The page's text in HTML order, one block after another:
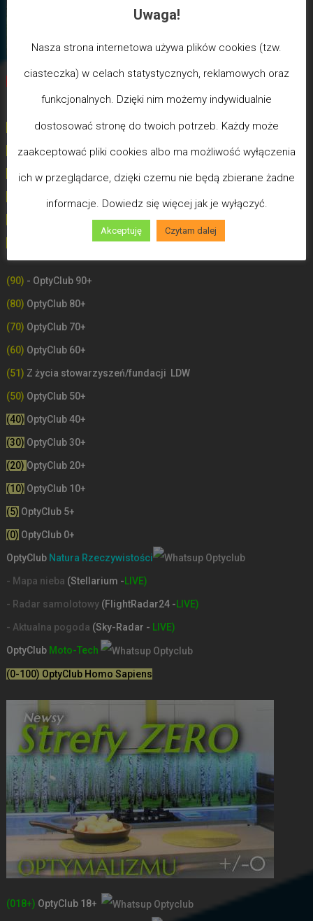
Biegun Maksymalizmu -Poziom wcześniejszej śmierci
biologicznej
(100) - Bóg/Duch istnieje / JA JESTEM
(99)-Poziom poświęceń LDW
(98)- Poziom Miłości
- Poziom Zdrowia (Uzdrowień)
(90-100) - OptyClub Plus- Słowo Boże
(90) - OptyClub 90+
(80) OptyClub 80+
(70) OptyClub 70+
(60) OptyClub 60+
(51) Z życia stowarzyszeń/fundacji LDW
(50) OptyClub 50+
(40) OptyClub 40+
(30) OptyClub 30+
(20) OptyClub 20+
(10) OptyClub 10+
(5) OptyClub 5+
(0) OptyClub 0+
OptyClub Natura Rzeczywistości
- Mapa nieba (Stellarium -LIVE)
- Radar samolotowy (FlightRadar24 -LIVE)
- Aktualna pogoda (Sky-Radar - LIVE)
OptyClub Moto-Tech
(0-100) OptyClub Homo Sapiens
(018+) OptyClub 18+
Uwaga!
Nasza strona internetowa używa plików cookies (tzw.
ciasteczka) w celach statystycznych, reklamowych oraz
funkcjonalnych. Dzięki nim możemy indywidualnie
dostosować stronę do twoich potrzeb. Każdy może
zaakceptować pliki cookies albo ma możliwość wyłączenia
ich w przeglądarce, dzięki czemu nie będą zbierane żadne
informacje. Dowiedz się więcej jak je wyłączyć.
Akceptuję Czytam dalej